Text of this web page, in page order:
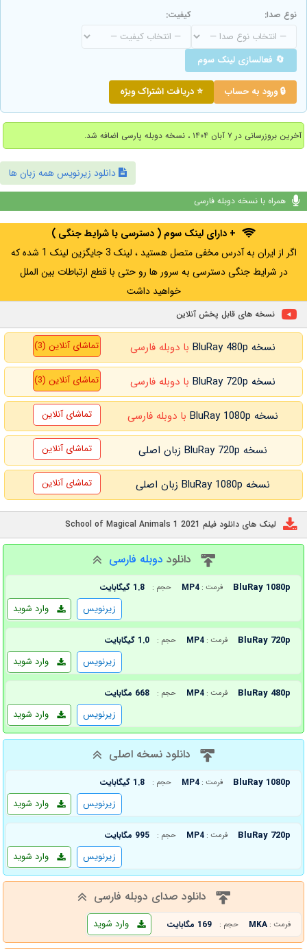
نوع صدا: کیفیت:
🔄 فعالسازی لینک سوم
🔒 ورود به حساب ⭐ دریافت اشتراک ویژه
آخرین بروزرسانی در ۷ آبان ۱۴۰۴ ، نسخه دوبله پارسی اضافه شد.
دانلود زیرنویس همه زبان ها
همراه با نسخه دوبله فارسی
+ دارای لینک سوم ( دسترسی با شرایط جنگی )
اگر از ایران به آدرس مخفی متصل هستید ، لینک 3 جایگزین لینک 1 شده که
در شرایط جنگی دسترسی به سرور ها رو حتی با قطع ارتباطات بین الملل
خواهید داشت
نسخه های قابل پخش آنلاین
نسخه BluRay 480p با دوبله فارسی تماشای آنلاین (3)
نسخه BluRay 720p با دوبله فارسی تماشای آنلاین (3)
نسخه BluRay 1080p با دوبله فارسی تماشای آنلاین
نسخه BluRay 720p زبان اصلی تماشای آنلاین
نسخه BluRay 1080p زبان اصلی تماشای آنلاین
لینک های دانلود فیلم School of Magical Animals 1 2021
دانلود دوبله فارسی
BluRay 1080p فرمت : MP4 حجم : 1.8 گیگابایت
وارد شوید زیرنویس
BluRay 720p فرمت : MP4 حجم : 1.0 گیگابایت
وارد شوید زیرنویس
BluRay 480p فرمت : MP4 حجم : 668 مگابایت
وارد شوید زیرنویس
دانلود نسخه اصلی
BluRay 1080p فرمت : MP4 حجم : 1.8 گیگابایت
وارد شوید زیرنویس
BluRay 720p فرمت : MP4 حجم : 995 مگابایت
وارد شوید زیرنویس
دانلود صدای دوبله فارسی
فرمت : MKA حجم : 169 مگابایت وارد شوید